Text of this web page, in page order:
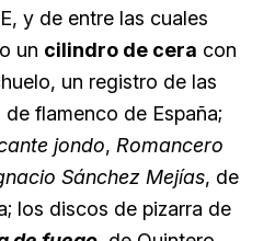
y de entre las cuales
un cilindro de cera con
un registro de las
flamenco de España;
jondo, Romancero
Sánchez Mejías, de
los discos de pizarra de